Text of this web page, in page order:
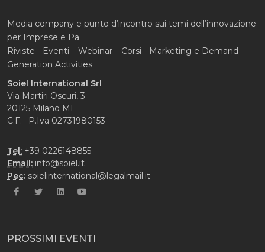
Media company e punto d’incontro sui temi dell’innovazione
per Imprese e Pa
Riviste - Eventi – Webinar – Corsi - Marketing e Demand
Generation Activities
Soiel International Srl
Via Martiri Oscuri, 3
20125 Milano MI
C.F.– P.Iva 02731980153
Tel: +39 0226148855
Email: info@soiel.it
Pec: soielinternational@legalmail.it
PROSSIMI EVENTI